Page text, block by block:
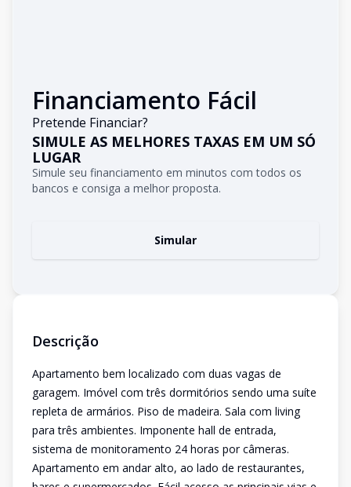
Financiamento Fácil
Pretende Financiar?
SIMULE AS MELHORES TAXAS EM UM SÓ
LUGAR
Simule seu financiamento em minutos com todos os
bancos e consiga a melhor proposta.
Simular
Descrição
Apartamento bem localizado com duas vagas de
garagem. Imóvel com três dormitórios sendo uma suíte
repleta de armários. Piso de madeira. Sala com living
para três ambientes. Imponente hall de entrada,
sistema de monitoramento 24 horas por câmeras.
Apartamento em andar alto, ao lado de restaurantes,